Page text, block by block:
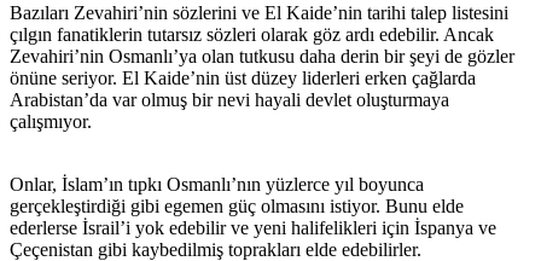
Bazıları Zevahiri’nin sözlerini ve El Kaide’nin tarihi talep listesini
çılgın fanatiklerin tutarsız sözleri olarak göz ardı edebilir. Ancak
Zevahiri’nin Osmanlı’ya olan tutkusu daha derin bir şeyi de gözler
önüne seriyor. El Kaide’nin üst düzey liderleri erken çağlarda
Arabistan’da var olmuş bir nevi hayali devlet oluşturmaya
çalışmıyor.
Onlar, İslam’ın tıpkı Osmanlı’nın yüzlerce yıl boyunca
gerçekleştirdiği gibi egemen güç olmasını istiyor. Bunu elde
ederlerse İsrail’i yok edebilir ve yeni halifelikleri için İspanya ve
Çeçenistan gibi kaybedilmiş toprakları elde edebilirler.